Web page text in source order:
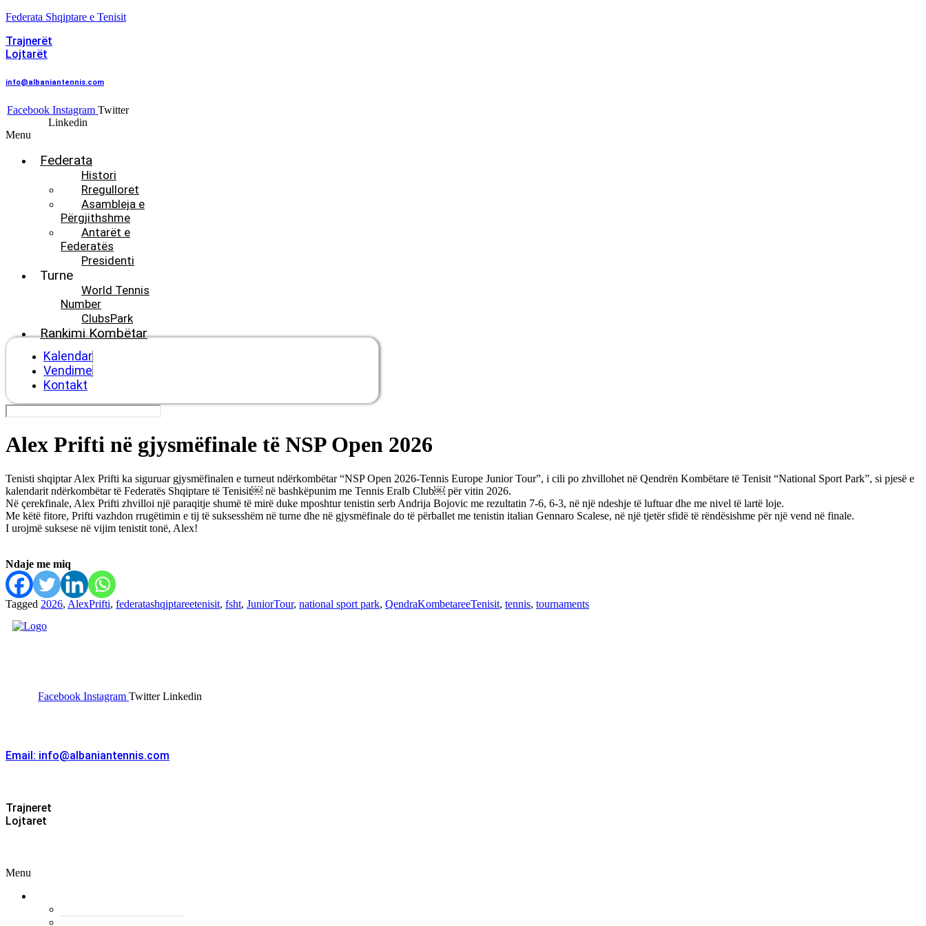
Federata Shqiptare e Tenisit
Trajnerët
Lojtarët
info@albaniantennis.com
Facebook Instagram Twitter
Linkedin
Menu
Federata
Histori
Rregulloret
Asambleja e
Përgjithshme
Antarët e
Federatës
Presidenti
Turne
World Tennis
Number
ClubsPark
Rankimi Kombëtar
Kalendar
Vendime
Kontakt
Alex Prifti në gjysmëfinale të NSP Open 2026
Tenisti shqiptar Alex Prifti ka siguruar gjysmëfinalen e turneut ndërkombëtar “NSP Open 2026-Tennis Europe Junior Tour”, i cili po zhvillohet në Qendrën Kombëtare të Tenisit “National Sport Park”, si pjesë e
kalendarit ndërkombëtar të Federatës Shqiptare të Tenisit￼ në bashkëpunim me Tennis Eralb Club￼ për vitin 2026.
Në çerekfinale, Alex Prifti zhvilloi një paraqitje shumë të mirë duke mposhtur tenistin serb Andrija Bojovic me rezultatin 7-6, 6-3, në një ndeshje të luftuar dhe me nivel të lartë loje.
Me këtë fitore, Prifti vazhdon rrugëtimin e tij të suksesshëm në turne dhe në gjysmëfinale do të përballet me tenistin italian Gennaro Scalese, në një tjetër sfidë të rëndësishme për një vend në finale.
I urojmë suksese në vijim tenistit tonë, Alex!
Ndaje me miq
Tagged 2026, AlexPrifti, federatashqiptareetenisit, fsht, JuniorTour, national sport park, QendraKombetareeTenisit, tennis, tournaments
Facebook Instagram Twitter Linkedin
Email: info@albaniantennis.com
Trajneret
Lojtaret
Menu